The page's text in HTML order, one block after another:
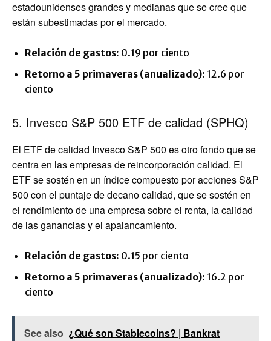
estadounidenses grandes y medianas que se cree que
están subestimadas por el mercado.
Relación de gastos: 0.19 por ciento
Retorno a 5 primaveras (anualizado): 12.6 por
ciento
5. Invesco S&P 500 ETF de calidad (SPHQ)
El ETF de calidad Invesco S&P 500 es otro fondo que se
centra en las empresas de reincorporación calidad. El
ETF se sostén en un índice compuesto por acciones S&P
500 con el puntaje de decano calidad, que se sostén en
el rendimiento de una empresa sobre el renta, la calidad
de las ganancias y el apalancamiento.
Relación de gastos: 0.15 por ciento
Retorno a 5 primaveras (anualizado): 16.2 por
ciento
See also ¿Qué son Stablecoins? | Bankrat